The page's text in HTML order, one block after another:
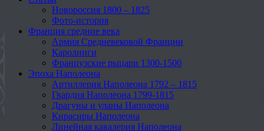
Новороссия 1800 – 1825
Фото-история
Франция средние века
Армия Средневековой Франции
Каролинги
Французские рыцари 1300-1500
Эпоха Наполеона
Артиллерия Наполеона 1792 – 1815
Гвардия Наполеона 1799-1815
Драгуны и уланы Наполеона
Кирасиры Наполеона
Линейная кавалерия Наполеона